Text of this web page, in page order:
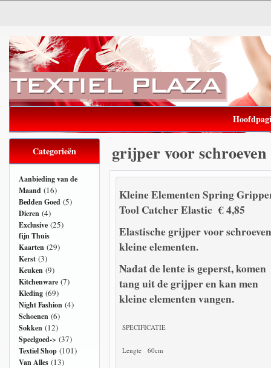
grijper voor schroeven
Kleine Elementen Spring
Tool Catcher Elastic € 4,85
Elastische grijper voor
kleine elementen.
Nadat de lente is geperst, komen
tang uit de grijper en kan men
kleine elementen vangen.
SPECIFICATIE
Lengte 60cm
Categorieën
Aanbieding van de
Maand (16)
Bedden Goed (5)
Dieren (4)
Exclusive (25)
fijn Thuis
Kaarten (29)
Kerst (3)
Keuken (9)
Kitchenware (7)
Kleding (69)
Night Fashion (4)
Schoenen (6)
Sokken (12)
Speelgoed-> (37)
Textiel Shop (101)
Van Alles (13)